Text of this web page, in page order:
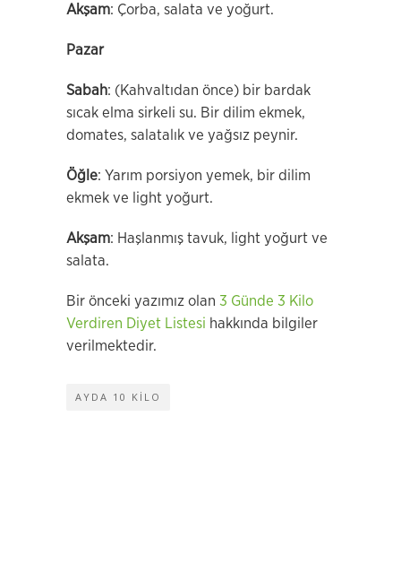
Akşam: Çorba, salata ve yoğurt.
Pazar
Sabah: (Kahvaltıdan önce) bir bardak
sıcak elma sirkeli su. Bir dilim ekmek,
domates, salatalık ve yağsız peynir.
Öğle: Yarım porsiyon yemek, bir dilim
ekmek ve light yoğurt.
Akşam: Haşlanmış tavuk, light yoğurt ve
salata.
Bir önceki yazımız olan 3 Günde 3 Kilo
Verdiren Diyet Listesi hakkında bilgiler
verilmektedir.
AYDA 10 KILO